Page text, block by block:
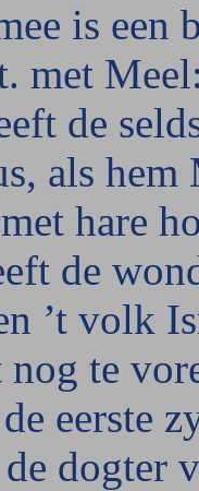
is een
met
de
als hem
hare
de
’t volk
te
eerste
dogter